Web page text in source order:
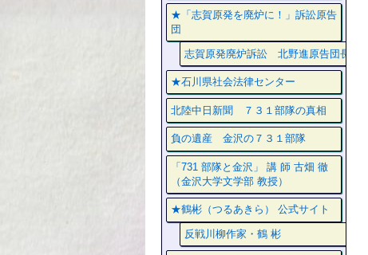
★「志賀原発を廃炉に！」訴訟原告
団
志賀原発廃炉訴訟 北野進原告団長
★石川県社会法律センター
北陸中日新聞 ７３１部隊の真相
負の遺産 金沢の７３１部隊
「731 部隊と金沢」 講 師 古畑 徹
（金沢大学文学部 教授）
★鶴彬（つるあきら） 公式サイト
反戦川柳作家・鶴 彬